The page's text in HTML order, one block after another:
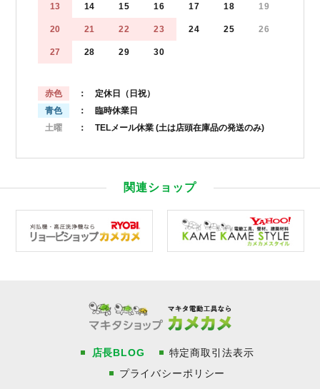
13 14 15 16 17 18 19
20 21 22 23 24 25 26
27 28 29 30
赤色
： 定休日（日祝）
青色
： 臨時休業日
土曜
： TELメール休業 (土は店頭在庫品の発送のみ)
関連ショップ
店長BLOG
特定商取引法表示
プライバシーポリシー